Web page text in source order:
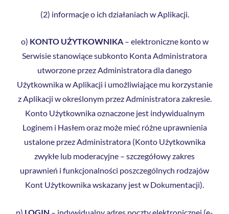
(2) informacje o ich działaniach w Aplikacji.
o) KONTO UŻYTKOWNIKA– elektroniczne konto w
Serwisie stanowiące subkonto Konta Administratora
utworzone przez Administratora dla danego
Użytkownika w Aplikacji i umożliwiające mu korzystanie
z Aplikacji w określonym przez Administratora zakresie.
Konto Użytkownika oznaczone jest indywidualnym
Loginem i Hasłem oraz może mieć różne uprawnienia
ustalone przez Administratora (Konto Użytkownika
zwykłe lub moderacyjne – szczegółowy zakres
uprawnień i funkcjonalności poszczególnych rodzajów
Kont Użytkownika wskazany jest w Dokumentacji).